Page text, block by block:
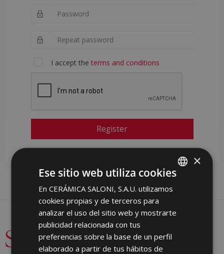
I accept the terms and conditions
Register
SPANISH
ENGLISH
GERMAN
×
Ese sitio web utiliza cookies
En CERÁMICA SALONI, S.A.U. utilizamos
cookies propias y de terceros para
analizar el uso del sitio web y mostrarte
publicidad relacionada con tus
preferencias sobre la base de un perfil
elaborado a partir de tus hábitos de